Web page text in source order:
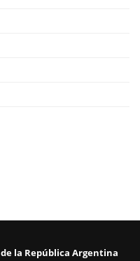
la República Argentina